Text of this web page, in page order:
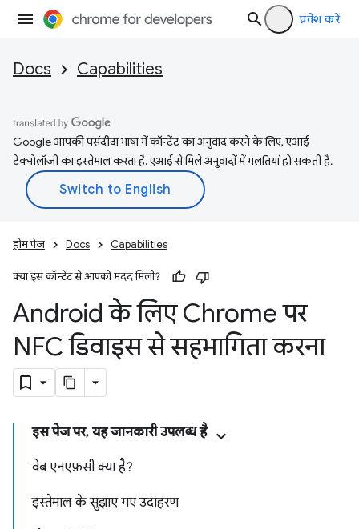
प्रवेश करें
Docs Capabilities
Google आपकी पसंदीदा भाषा में कॉन्टेंट का अनुवाद करने के लिए, एआई
टेक्नोलॉजी का इस्तेमाल करता है. एआई से मिले अनुवादों में गलतियां हो सकती हैं.
होम पेज Docs Capabilities
क्या इस कॉन्टेंट से आपको मदद मिली?
Android के लिए Chrome पर
NFC डिवाइस से सहभागिता करना
इस पेज पर, यह जानकारी उपलब्ध है
वेब एनएफ़सी क्या है?
इस्तेमाल के सुझाए गए उदाहरण